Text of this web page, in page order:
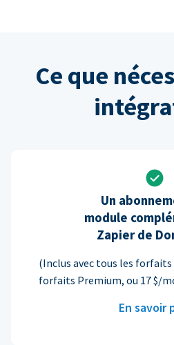
Ce que
Un
module
Zapier de
(Inclus avec tous les
forfaits Premium, ou 17 $/
En savoir